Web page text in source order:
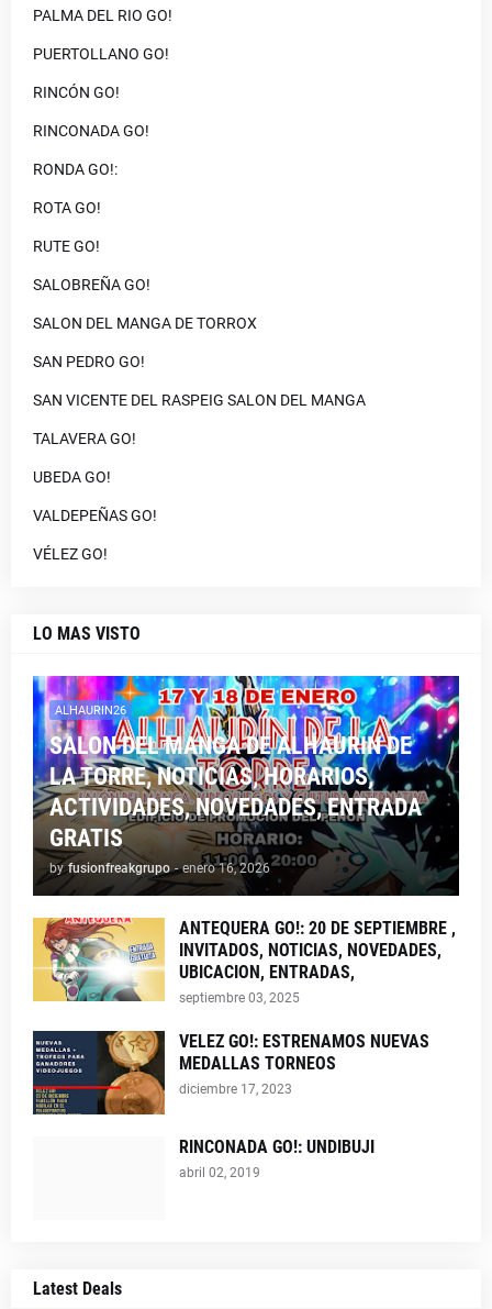
PALMA DEL RIO GO!
PUERTOLLANO GO!
RINCÓN GO!
RINCONADA GO!
RONDA GO!:
ROTA GO!
RUTE GO!
SALOBREÑA GO!
SALON DEL MANGA DE TORROX
SAN PEDRO GO!
SAN VICENTE DEL RASPEIG SALON DEL MANGA
TALAVERA GO!
UBEDA GO!
VALDEPEÑAS GO!
VÉLEZ GO!
LO MAS VISTO
ALHAURIN26
SALON DEL MANGA DE ALHAURIN DE
LA TORRE, NOTICIAS, HORARIOS,
ACTIVIDADES, NOVEDADES, ENTRADA
GRATIS
by fusionfreakgrupo - enero 16, 2026
ANTEQUERA GO!: 20 DE SEPTIEMBRE ,
INVITADOS, NOTICIAS, NOVEDADES,
UBICACION, ENTRADAS,
septiembre 03, 2025
VELEZ GO!: ESTRENAMOS NUEVAS
MEDALLAS TORNEOS
diciembre 17, 2023
RINCONADA GO!: UNDIBUJI
abril 02, 2019
Latest Deals